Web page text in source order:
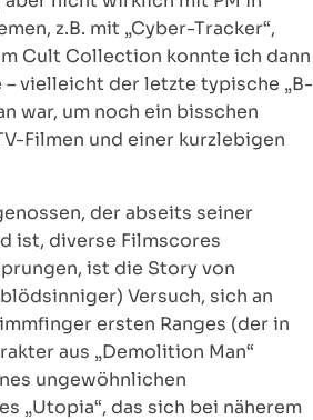
z.B. mit „Cyber-Tracker“,
Cult Collection konnte ich dann
vielleicht der letzte typische „B-
war, um noch ein bisschen
Filmen und einer kurzlebigen
der abseits seiner
ist, diverse Filmscores
ist die Story von
Versuch, sich an
ersten Ranges (der in
aus „Demolition Man“
ungewöhnlichen
„Utopia“, das sich bei näherem